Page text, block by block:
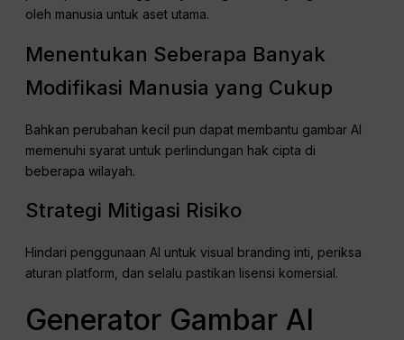
oleh manusia untuk aset utama.
Menentukan Seberapa Banyak
Modifikasi Manusia yang Cukup
Bahkan perubahan kecil pun dapat membantu gambar AI
memenuhi syarat untuk perlindungan hak cipta di
beberapa wilayah.
Strategi Mitigasi Risiko
Hindari penggunaan AI untuk visual branding inti, periksa
aturan platform, dan selalu pastikan lisensi komersial.
Generator Gambar AI